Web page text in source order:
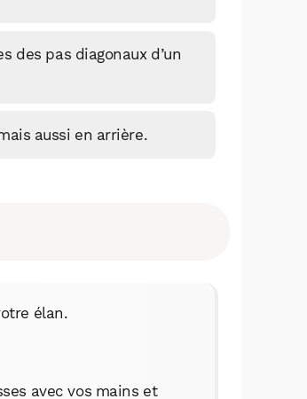
des pas diagonaux d’un
aussi en arrière.
élan.
avec vos mains et